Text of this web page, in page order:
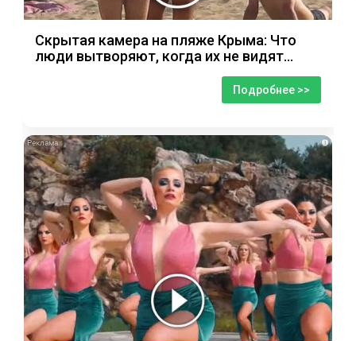
Скрытая камера на пляже Крыма: Что
люди вытворяют, когда их не видят...
Подробнее >>
i